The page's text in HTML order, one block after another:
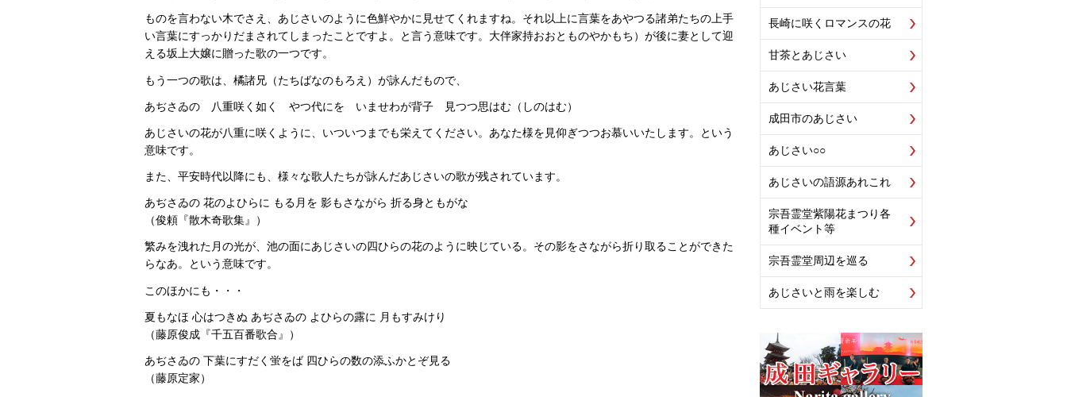
ものを言わない木でさえ、あじさいのように色鮮やかに見せてくれますね。それ以上に言葉をあやつる諸弟たちの上手
い言葉にすっかりだまされてしまったことですよ。と言う意味です。大伴家持おおとものやかもち）が後に妻として迎
える坂上大嬢に贈った歌の一つです。
もう一つの歌は、橘諸兄（たちばなのもろえ）が詠んだもので、
あぢさゐの 八重咲く如く やつ代にを いませわが背子 見つつ思はむ（しのはむ）
あじさいの花が八重に咲くように、いついつまでも栄えてください。あなた様を見仰ぎつつお慕いいたします。という
意味です。
また、平安時代以降にも、様々な歌人たちが詠んだあじさいの歌が残されています。
あぢさゐの 花のよひらに もる月を 影もさながら 折る身ともがな
（俊頼『散木奇歌集』）
繁みを洩れた月の光が、池の面にあじさいの四ひらの花のように映じている。その影をさながら折り取ることができた
らなあ。という意味です。
このほかにも・・・
夏もなほ 心はつきぬ あぢさゐの よひらの露に 月もすみけり
（藤原俊成『千五百番歌合』）
あぢさゐの 下葉にすだく蛍をば 四ひらの数の添ふかとぞ見る
（藤原定家）
長崎に咲くロマンスの花
甘茶とあじさい
あじさい花言葉
成田市のあじさい
あじさい○○
あじさいの語源あれこれ
宗吾霊堂紫陽花まつり各
種イベント等
宗吾霊堂周辺を巡る
あじさいと雨を楽しむ